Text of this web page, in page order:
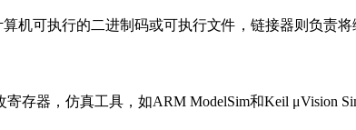
机可执行的二进制码或可执行文件，链接器则负责
存器，仿真工具，如ARM ModelSim和Keil μVision